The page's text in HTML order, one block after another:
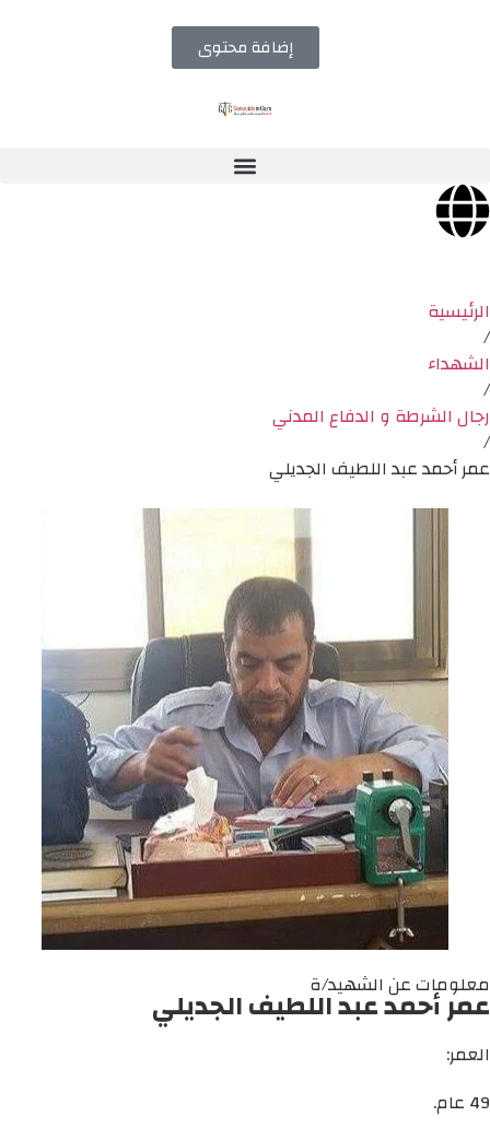
إضافة محتوى
الرئيسية
/
الشهداء
/
رجال الشرطة و الدفاع المدني
/
عمر أحمد عبد اللطيف الجديلي
معلومات عن الشهيد/ة
عمر أحمد عبد اللطيف الجديلي
العمر:
49 عام.